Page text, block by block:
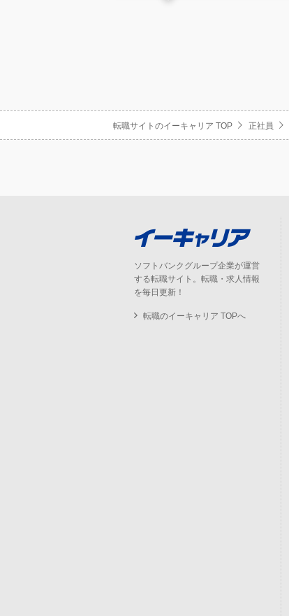
転職サイトのイーキャリア TOP 正社員
ソフトバンクグループ企業が運営
する転職サイト。転職・求人情報
を毎日更新！
転職のイーキャリア TOPへ